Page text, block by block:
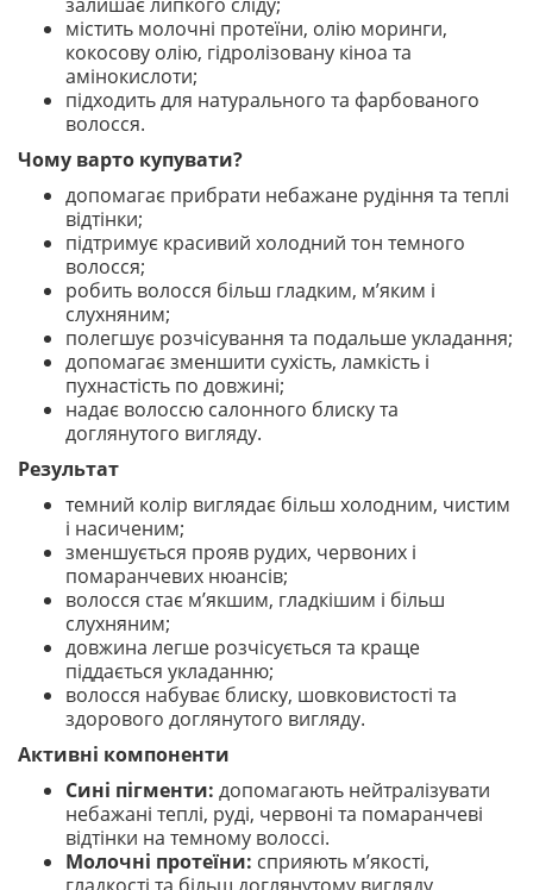
містить молочні протеїни, олію моринги,
кокосову олію, гідролізовану кіноа та
амінокислоти;
підходить для натурального та фарбованого
волосся.
Чому варто купувати?
допомагає прибрати небажане рудіння та теплі
відтінки;
підтримує красивий холодний тон темного
волосся;
робить волосся більш гладким, м’яким і
слухняним;
полегшує розчісування та подальше укладання;
допомагає зменшити сухість, ламкість і
пухнастість по довжині;
надає волоссю салонного блиску та
доглянутого вигляду.
Результат
темний колір виглядає більш холодним, чистим
і насиченим;
зменшується прояв рудих, червоних і
помаранчевих нюансів;
волосся стає м’якшим, гладкішим і більш
слухняним;
довжина легше розчісується та краще
піддається укладанню;
волосся набуває блиску, шовковистості та
здорового доглянутого вигляду.
Активні компоненти
Сині пігменти: допомагають нейтралізувати
небажані теплі, руді, червоні та помаранчеві
відтінки на темному волоссі.
Молочні протеїни: сприяють м’якості,